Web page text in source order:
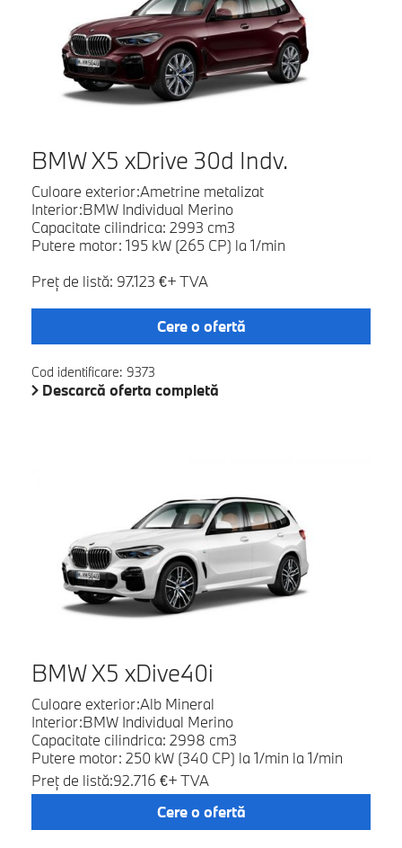
BMW X5 xDrive 30d Indv.
Culoare exterior:Ametrine metalizat
Interior:BMW Individual Merino
Capacitate cilindrica: 2993 cm3
Putere motor: 195 kW (265 CP) la 1/min
Preţ de listă: 97.123 €+ TVA
Cere o ofertă
Cod identificare: 9373
Descarcă oferta completă
BMW X5 xDive40i
Culoare exterior:Alb Mineral
Interior:BMW Individual Merino
Capacitate cilindrica: 2998 cm3
Putere motor: 250 kW (340 CP) la 1/min la 1/min
Preţ de listă:92.716 €+ TVA
Cere o ofertă